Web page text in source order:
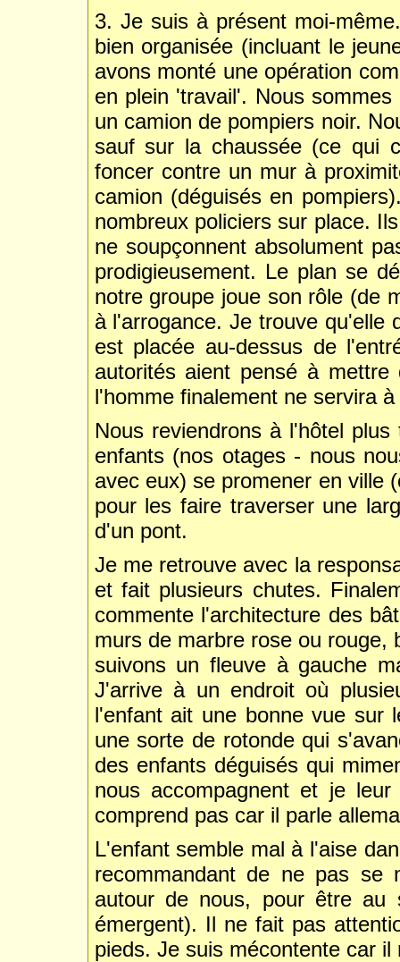
3. Je suis à présent moi-
bien organisée (incluant le
avons monté une opération
en plein 'travail'. Nous
un camion de pompiers noir.
sauf sur la chaussée (ce qui
foncer contre un mur à
camion (déguisés en
nombreux policiers sur place.
ne soupçonnent absolument
prodigieusement. Le plan se
notre groupe joue son rôle (de
à l'arrogance. Je trouve qu'elle
est placée au-dessus de
autorités aient pensé à
l'homme finalement ne servira
Nous reviendrons à l'hôtel
enfants (nos otages - nous
avec eux) se promener en ville
pour les faire traverser une
d'un pont.
Je me retrouve avec la
et fait plusieurs chutes.
commente l'architecture des
murs de marbre rose ou rouge,
suivons un fleuve à gauche
J'arrive à un endroit où
l'enfant ait une bonne vue sur
une sorte de rotonde qui
des enfants déguisés qui
nous accompagnent et je
comprend pas car il parle
L'enfant semble mal à l'aise
recommandant de ne pas se
autour de nous, pour être
émergent). Il ne fait pas
pieds. Je suis mécontente car il